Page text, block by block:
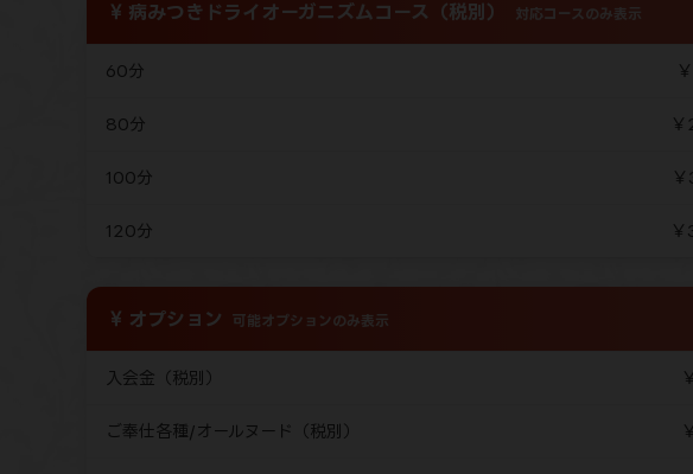
病みつきドライオーガニズムコース（税別） 対応コースのみ表示
60分
80分
100分
120分
オプション 可能オプションのみ表示
入会金（税別）
ご奉仕各種/オールヌード（税別）